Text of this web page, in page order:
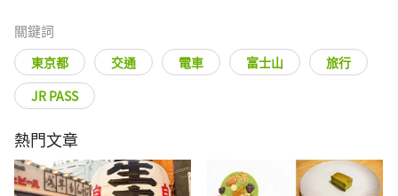
關鍵詞
東京都 交通 電車 富士山
旅行
JR PASS
熱門文章